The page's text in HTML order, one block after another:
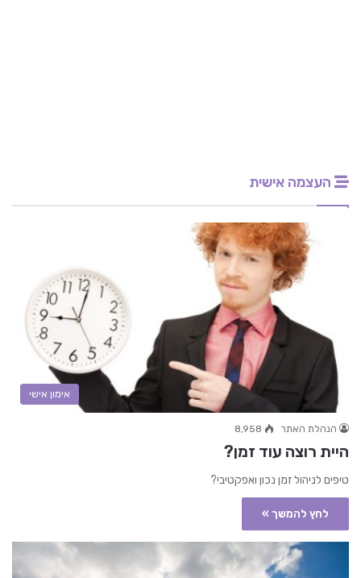
העצמה אישית
אימון אישי
הנהלת האתר 8,958
היית רוצה עוד זמן?
טיפים לניהול זמן נכון ואפקטיבי?
לחץ להמשך »